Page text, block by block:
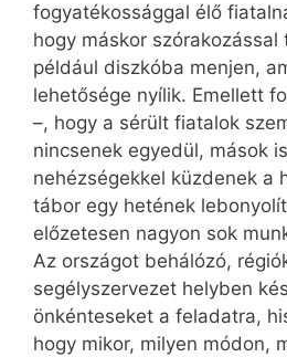
fogyatékossággal élő
hogy máskor szórakozással
például diszkóba menjen,
lehetősége nyílik. Emellett
–, hogy a sérült fiatalok
nincsenek egyedül, mások
nehézségekkel küzdenek a
tábor egy hetének
előzetesen nagyon sok
Az országot behálózó,
segélyszervezet helyben
önkénteseket a feladatra,
hogy mikor, milyen módon,